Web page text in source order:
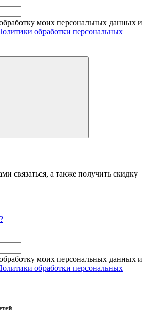
моих персональных данных и
обработки персональных
связаться, а также получить скидку
моих персональных данных и
обработки персональных